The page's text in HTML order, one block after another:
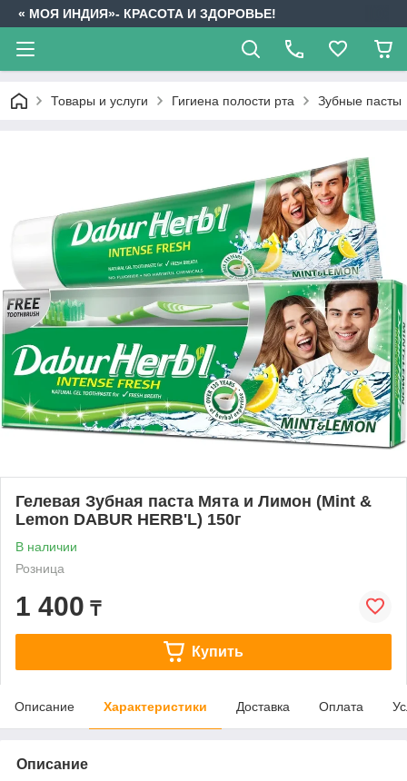
« МОЯ ИНДИЯ»- КРАСОТА И ЗДОРОВЬЕ!
Товары и услуги Гигиена полости рта Зубные пасты
Гелевая Зубная паста Мята и Лимон (Mint &
Lemon DABUR HERB'L) 150г
В наличии
Розница
1 400 ₸
Купить
Описание Характеристики Доставка Оплата
Описание